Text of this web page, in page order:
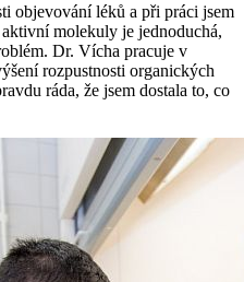
objevování léků a při práci jsem
molekuly je jednoduchá,
Dr. Vícha pracuje v
rozpustnosti organických
ráda, že jsem dostala to, co